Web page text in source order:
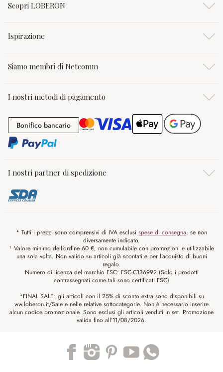
Scopri LOBERON
Ispirazione
Siamo membri di Netcomm
I nostri metodi di pagamento
Bonifico bancarioBonifico bancario
I nostri partner di spedizione
* Tutti i prezzi sono comprensivi di IVA esclusi spese di consegna, se non
diversamente indicato.
¹ Valore minimo dell'ordine 60 €, non cumulabile con promozioni e utilizzabile
una sola volta. Non valido su articoli già scontati e per l’acquisto di buoni
regalo.
Numero di licenza del marchio FSC: FSC-C136992 (Solo i prodotti
contrassegnati come tali sono certificati FSC)
*FINAL SALE: gli articoli con il 25% di sconto extra sono disponibili su
ww.loberon.it/Sale e nelle relative sottocategorie. Non è necessario inserire
alcun codice promozionale. Sono esclusi gli articoli venduti in set. Promozione
valida fino all’11/08/2026.